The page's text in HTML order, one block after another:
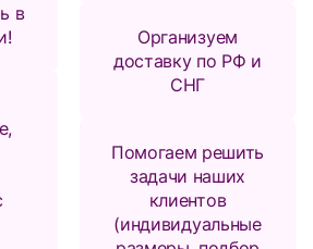
в
Организуем
доставку по РФ и
СНГ
Помогаем решить
задачи наших
клиентов
(индивидуальные